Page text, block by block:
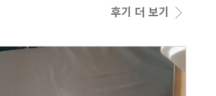
후기 더 보기